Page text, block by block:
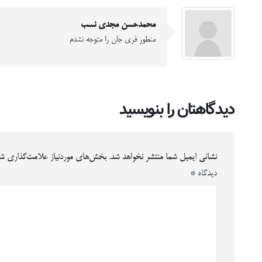
محمدحسن مجدی نسب
منطور فری جان را متوجه نشدم
دیدگاهتان را بنویسید
نشانی ایمیل شما منتشر نخواهد شد. بخش‌های موردنیاز علامت‌گذاری
دیدگاه *